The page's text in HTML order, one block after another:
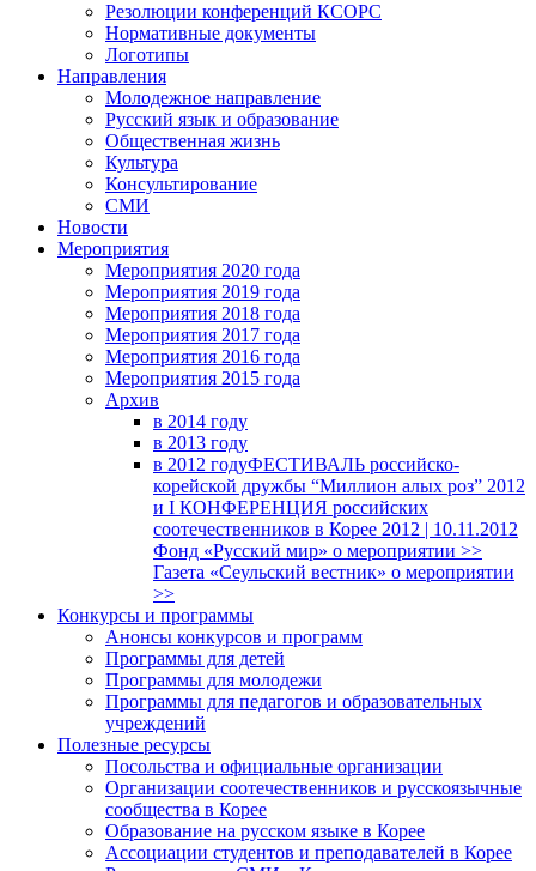
Резолюции конференций КСОРС
Нормативные документы
Логотипы
Направления
Молодежное направление
Русский язык и образование
Общественная жизнь
Культура
Консультирование
СМИ
Новости
Мероприятия
Мероприятия 2020 года
Мероприятия 2019 года
Мероприятия 2018 годa
Мероприятия 2017 года
Мероприятия 2016 года
Мероприятия 2015 года
Архив
в 2014 году
в 2013 году
в 2012 годуФЕСТИВАЛЬ российско-
корейской дружбы “Миллион алых роз” 2012
и I КОНФЕРЕНЦИЯ российских
соотечественников в Корее 2012 | 10.11.2012
Фонд «Русский мир» о мероприятии >>
Газета «Сеульский вестник» о мероприятии
>>
Конкурсы и программы
Анонсы конкурсов и программ
Программы для детей
Программы для молодежи
Программы для педагогов и образовательных
учреждений
Полезные ресурсы
Посольства и официальные организации
Организации соотечественников и русскоязычные
сообщества в Корее
Образование на русском языке в Корее
Ассоциации студентов и преподавателей в Корее